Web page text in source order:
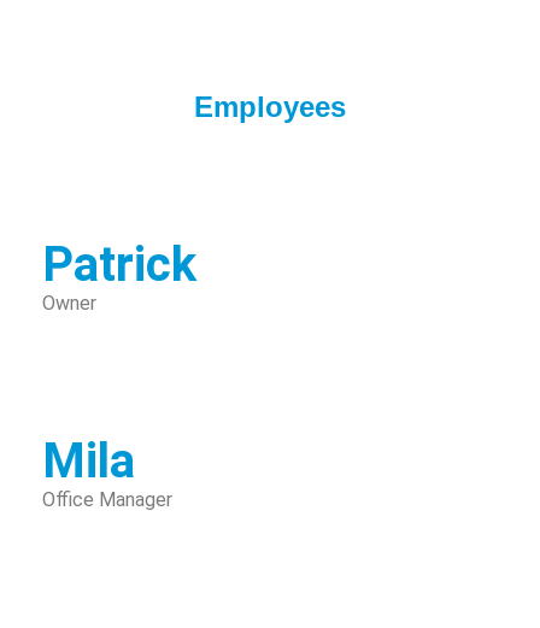
Employees
Patrick
Owner
Mila
Office Manager